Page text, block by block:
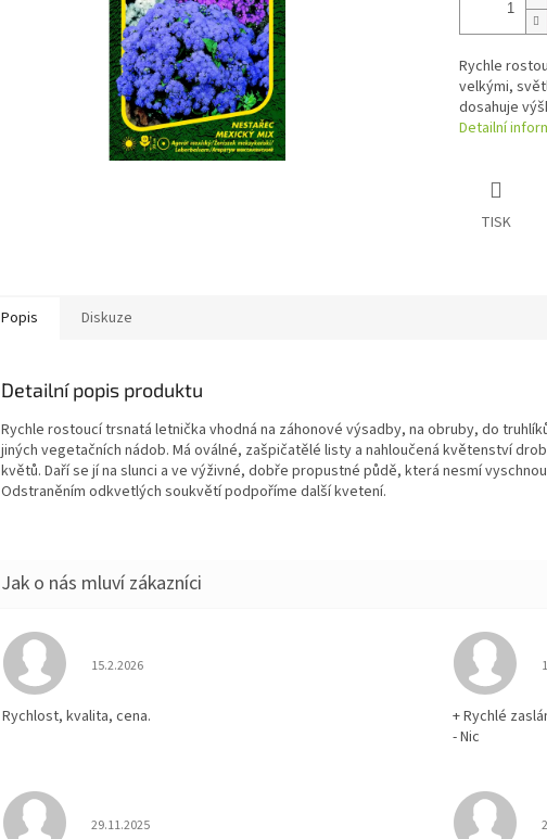
Rychle
velkými,
dosahuje
Detailní
TISK
Popis Diskuze
Detailní popis produktu
Rychle rostoucí trsnatá letnička vhodná na záhonové výsadby, na obruby, do
jiných vegetačních nádob. Má oválné, zašpičatělé listy a nahloučená květenství
květů. Daří se jí na slunci a ve výživné, dobře propustné půdě, která nesmí
Odstraněním odkvetlých soukvětí podpoříme další kvetení.
Hodnocení obchodu je 5 z 5 hvězdiček.
15.2.2026
Rychlost, kvalita, cena.
+ Rychlé
- Nic
Hodnocení obchodu je 5 z 5 hvězdiček.
29.11.2025